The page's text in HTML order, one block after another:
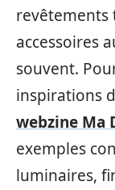
revêtements
accessoires
souvent.
inspirations
webzine Ma
exemples
luminaires,